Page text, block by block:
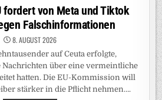
infordert von Meta und Tiktok
Falschinformationen
8. AUGUST 2026
auf Ceuta erfolgte,
über eine vermeintliche
hatten. Die EU-Kommission will
stärker in die Pflicht nehmen….